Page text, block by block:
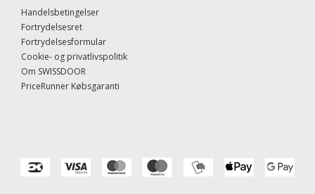
Handelsbetingelser
Fortrydelsesret
Fortrydelsesformular
Cookie- og privatlivspolitik
Om SWISSDOOR
PriceRunner Købsgaranti